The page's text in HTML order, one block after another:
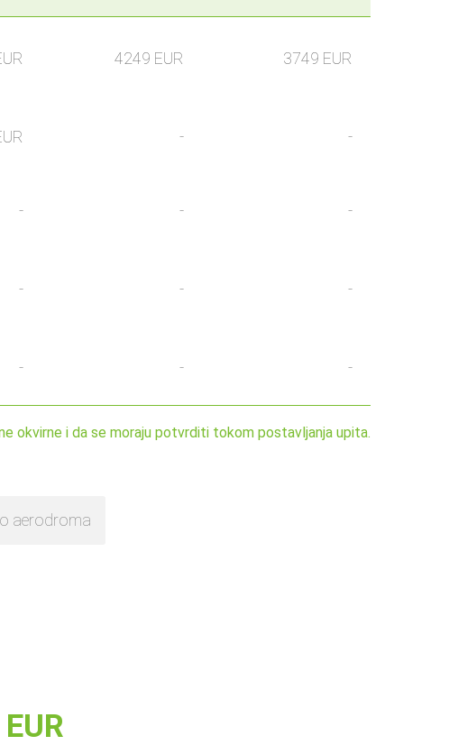
4249 EUR 3749 EUR
- -
- - -
- - -
- - -
okvirne i da se moraju potvrditi tokom postavljanja upita.
aerodroma
EUR